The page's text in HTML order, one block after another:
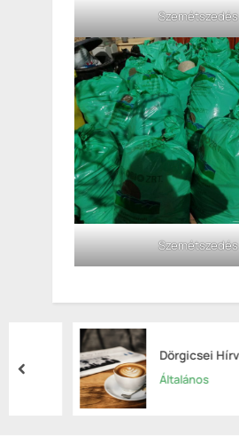
Szemétszedés
Szemétszedés
Dörgicsei Hírvirág
Általános
prev